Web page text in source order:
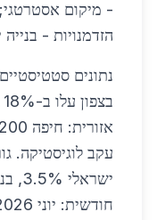
- מיקום
הזדמנויות -
נתונים
עקב לוגיסטיקה.